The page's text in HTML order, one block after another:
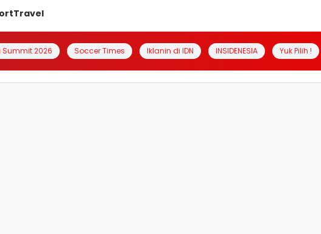
Travel
2026 Soccer Times Iklanin di IDN INSIDENESIA Yuk Pilih !